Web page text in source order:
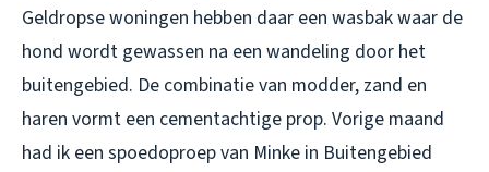
Geldropse woningen hebben daar een wasbak waar de
hond wordt gewassen na een wandeling door het
buitengebied. De combinatie van modder, zand en
haren vormt een cementachtige prop. Vorige maand
had ik een spoedoproep van Minke in Buitengebied